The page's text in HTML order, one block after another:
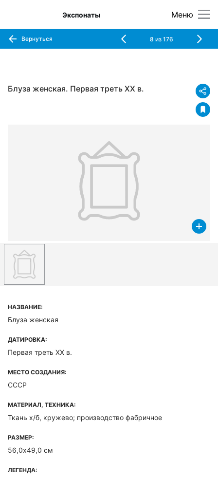
Меню
Экспонаты
Вернуться 8 из 176
Блуза женская. Первая треть XX в.
НАЗВАНИЕ:
Блуза женская
ДАТИРОВКА:
Первая треть XX в.
МЕСТО СОЗДАНИЯ:
СССР
МАТЕРИАЛ, ТЕХНИКА:
Ткань х/б, кружево; производство фабричное
РАЗМЕР:
56,0х49,0 см
ЛЕГЕНДА: